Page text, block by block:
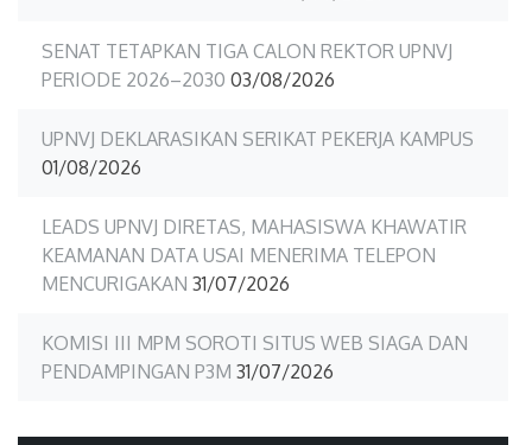
SENAT TETAPKAN TIGA CALON REKTOR UPNVJ
PERIODE 2026–2030 03/08/2026
UPNVJ DEKLARASIKAN SERIKAT PEKERJA KAMPUS
01/08/2026
LEADS UPNVJ DIRETAS, MAHASISWA KHAWATIR
KEAMANAN DATA USAI MENERIMA TELEPON
MENCURIGAKAN 31/07/2026
KOMISI III MPM SOROTI SITUS WEB SIAGA DAN
PENDAMPINGAN P3M 31/07/2026